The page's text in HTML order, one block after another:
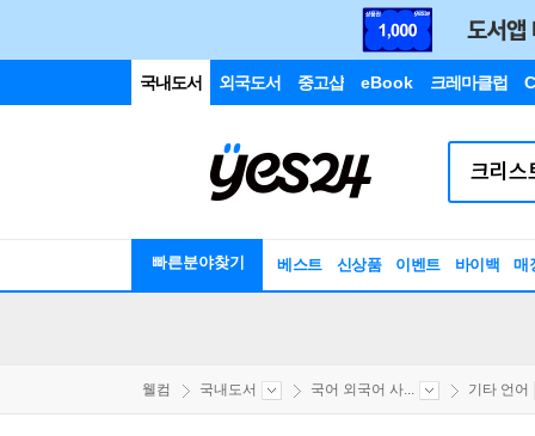
국내도서 외국도서 중고샵 eBook 크레마클럽
빠른분야찾기 베스트 신상품 이벤트 바이백 매
웰컴 국내도서 국어 외국어 사... 기타 언어